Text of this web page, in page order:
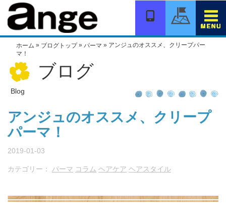
ン
ホーム » ブログトップ» パーマ » アンジュのオススメ、クリープパー
マ！
ブログ
Blog
アンジュのオススメ、クリープ
パーマ！
2019-01-03
カテゴリー： パーマ コラム ヘアケア ヘアスタイル